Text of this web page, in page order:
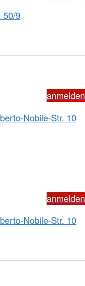
50/9
anmelden
Nobile-Str. 10
anmelden
Nobile-Str. 10